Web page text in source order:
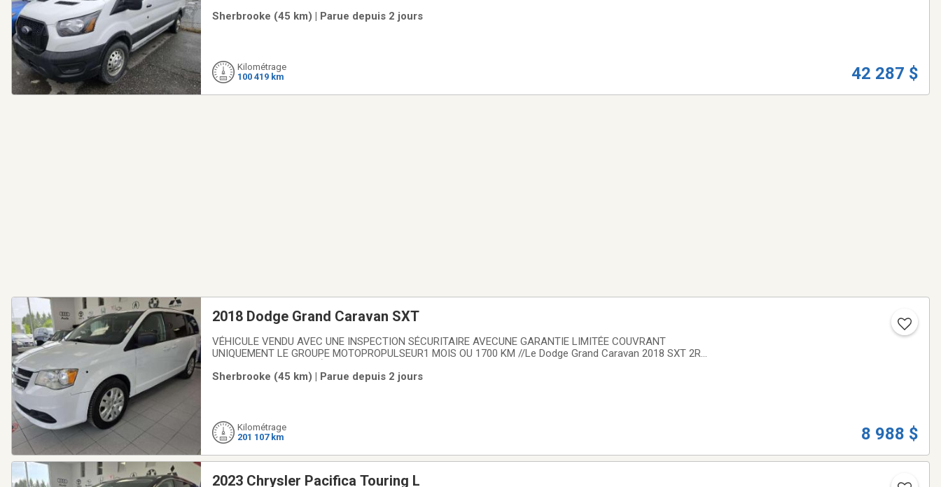
besoins de travail exigeants. Avec son moteur 3,5 litres à essence,
Sherbrooke (45 km) | Parue depuis 2 jours
Kilométrage
100 419 km
42 287 $
2018 Dodge Grand Caravan SXT
VÉHICULE VENDU AVEC UNE INSPECTION SÉCURITAIRE AVECUNE GARANTIE LIMITÉE COUVRANT
UNIQUEMENT LE GROUPE MOTOPROPULSEUR1 MOIS OU 1700 KM //Le Dodge Grand Caravan 2018 SXT 2RM
Sherbrooke propose une configuration pratique pour la famille. Avec sa carrosserie
Sherbrooke (45 km) | Parue depuis 2 jours
Kilométrage
201 107 km
8 988 $
2023 Chrysler Pacifica Touring L